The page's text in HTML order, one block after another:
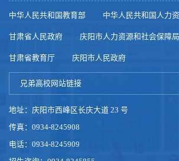
中华人民共和国教育部 中华人民共和国人力
甘肃省人民政府 庆阳市人力资源和社会保障局
甘肃省教育厅 庆阳市人民政府
兄弟高校网站链接
地址：庆阳市西峰区长庆大道 23 号
传真：0934-8245908
电话：0934-8245909